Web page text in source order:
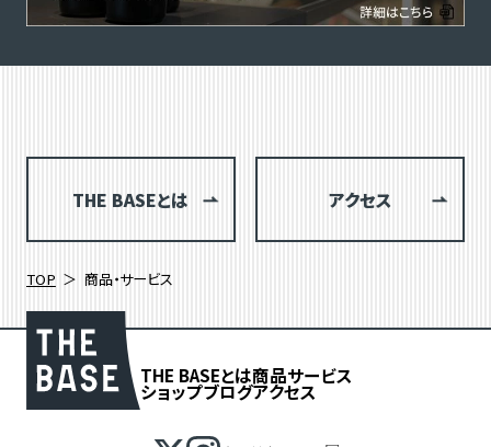
THE BASEとは アクセス
TOP 商品・サービス
THE BASEとは商品サービス
ショップブログアクセス